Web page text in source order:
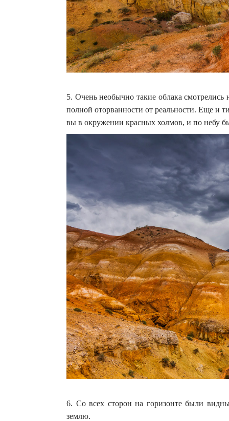
5. Очень необычно такие облака
полной оторванности от реальности. Еще и
вы в окружении красных холмов, и по небу
6. Со всех сторон на горизонте были
землю.